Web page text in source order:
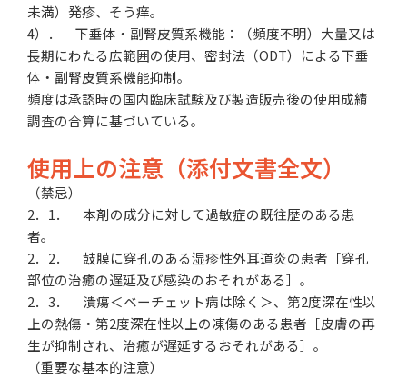
未満）発疹、そう痒。
4）． 下垂体・副腎皮質系機能：（頻度不明）大量又は
長期にわたる広範囲の使用、密封法（ODT）による下垂
体・副腎皮質系機能抑制。
頻度は承認時の国内臨床試験及び製造販売後の使用成績
調査の合算に基づいている。
使用上の注意（添付文書全文）
（禁忌）
2．1． 本剤の成分に対して過敏症の既往歴のある患
者。
2．2． 鼓膜に穿孔のある湿疹性外耳道炎の患者［穿孔
部位の治癒の遅延及び感染のおそれがある］。
2．3． 潰瘍＜ベーチェット病は除く＞、第2度深在性以
上の熱傷・第2度深在性以上の凍傷のある患者［皮膚の再
生が抑制され、治癒が遅延するおそれがある］。
（重要な基本的注意）